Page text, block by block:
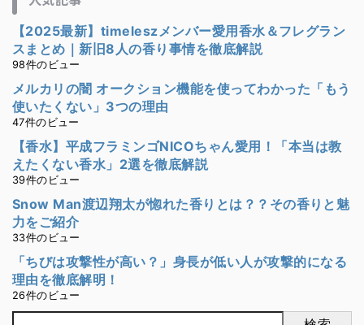
【2025最新】timeleszメンバー愛用香水＆フレグラン
スまとめ｜新旧8人の香り事情を徹底解説
98件のビュー
メルカリの闇 オークション機能を使ってわかった「もう
使いたくない」3つの理由
47件のビュー
【香水】平成フラミンゴNICOちゃん愛用！「本当は教
えたくない香水」2選を徹底解説
39件のビュー
Snow Man渡辺翔太が惚れた香りとは？？その香りと魅
力をご紹介
33件のビュー
「ちびは攻撃性が高い？」身長が低い人が攻撃的になる
理由を徹底解明！
26件のビュー